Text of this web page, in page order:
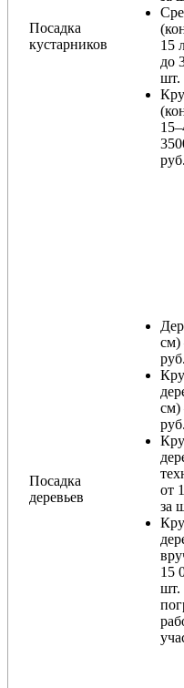
Посадка
кустарников
15
до
шт.
Посадка
деревьев
см)
см)
от
за
15
шт.